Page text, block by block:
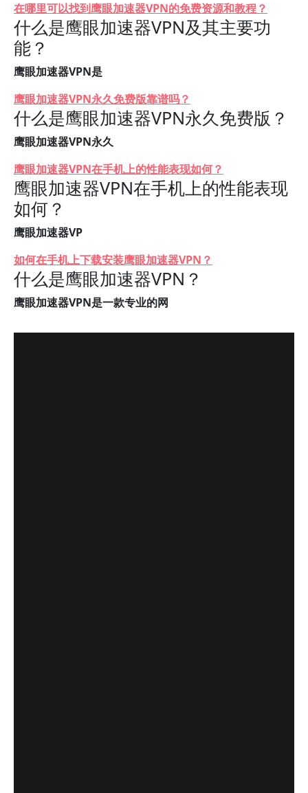
在哪里可以找到鹰眼加速器VPN的免费资源和教程？
什么是鹰眼加速器VPN及其主要功
能？
鹰眼加速器VPN是
鹰眼加速器VPN永久免费版靠谱吗？
什么是鹰眼加速器VPN永久免费版？
鹰眼加速器VPN永久
鹰眼加速器VPN在手机上的性能表现如何？
鹰眼加速器VPN在手机上的性能表现
如何？
鹰眼加速器VP
如何在手机上下载安装鹰眼加速器VPN？
什么是鹰眼加速器VPN？
鹰眼加速器VPN是一款专业的网